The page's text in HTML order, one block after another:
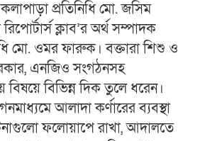
প্রতিনিধি মো. জসিম
ক্লাব’র অর্থ সম্পাদক
মো. ওমর ফারুক। বক্তারা শিশু ও
এনজিও সংগঠনসহ
বিষয়ে বিভিন্ন দিক তুলে ধরেন।
আলাদা কর্ণারের ব্যবস্থা
ফলোয়াপে রাখা, আদালতে